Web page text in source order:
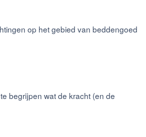
op het gebied van beddengoed
begrijpen wat de kracht (en de